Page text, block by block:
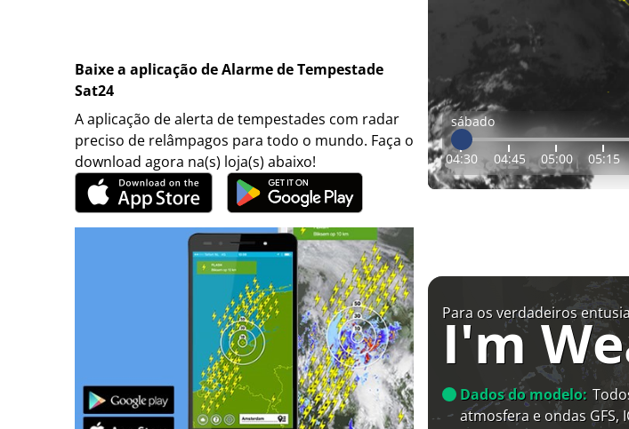
Baixe a aplicação de Alarme de Tempestade
Sat24
A aplicação de alerta de tempestades com radar
preciso de relâmpagos para todo o mundo. Faça o
download agora na(s) loja(s) abaixo!
sábado
04:30 04:45 05:00 05:15
Para os verdadeiros
I'm
Dados do modelo:
atmosfera e ondas GFS,